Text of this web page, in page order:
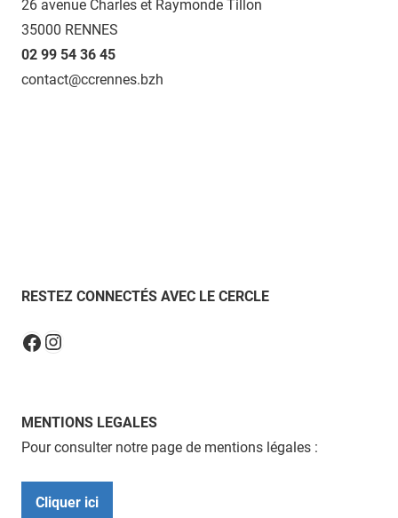
26 avenue Charles et Raymonde Tillon
35000 RENNES
02 99 54 36 45
contact@ccrennes.bzh
RESTEZ CONNECTÉS AVEC LE CERCLE
Facebook
Instagram
MENTIONS LEGALES
Pour consulter notre page de mentions légales :
Cliquer ici